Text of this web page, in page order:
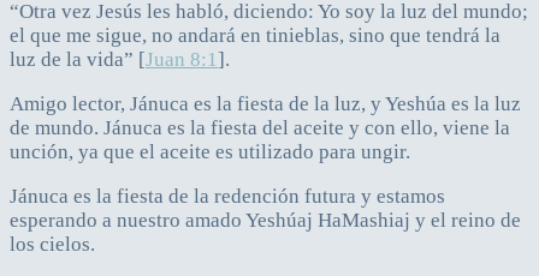
“Otra vez Jesús les habló, diciendo: Yo soy la luz del mundo;
el que me sigue, no andará en tinieblas, sino que tendrá la
luz de la vida” [Juan 8:1].
Amigo lector, Jánuca es la fiesta de la luz, y Yeshúa es la luz
de mundo. Jánuca es la fiesta del aceite y con ello, viene la
unción, ya que el aceite es utilizado para ungir.
Jánuca es la fiesta de la redención futura y estamos
esperando a nuestro amado Yeshúaj HaMashiaj y el reino de
los cielos.